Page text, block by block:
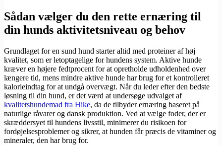
Sådan vælger du den rette ernæring til
din hunds aktivitetsniveau og behov
Grundlaget for en sund hund starter altid med proteiner af høj
kvalitet, som er letoptagelige for hundens system. Aktive hunde
kræver en højere fedtprocent for at opretholde udholdenhed over
længere tid, mens mindre aktive hunde har brug for et kontrolleret
kalorieindtag for at undgå overvægt. Når du leder efter den bedste
løsning til din hund, er det værd at undersøge udvalget af
kvalitetshundemad fra Hike, da de tilbyder ernæring baseret på
naturlige råvarer og dansk produktion. Ved at vælge foder, der er
skræddersyet til hundens livsstil, minimerer du risikoen for
fordøjelsesproblemer og sikrer, at hunden får præcis de vitaminer og
mineraler, den har brug for.